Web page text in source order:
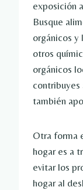
exposición
Busque
orgánicos y
otros
orgánicos
contribuyes
también
Otra forma
hogar es a
evitar los
hogar al